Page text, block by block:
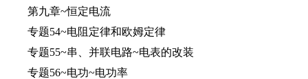
第九章~恒定电流
专题54~电阻定律和欧姆定律
专题55~串、并联电路~电表的改装
专题56~电功~电功率